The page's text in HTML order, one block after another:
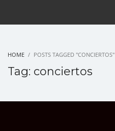
HOME POSTS TAGGED "CONCIERTOS"
Tag: conciertos